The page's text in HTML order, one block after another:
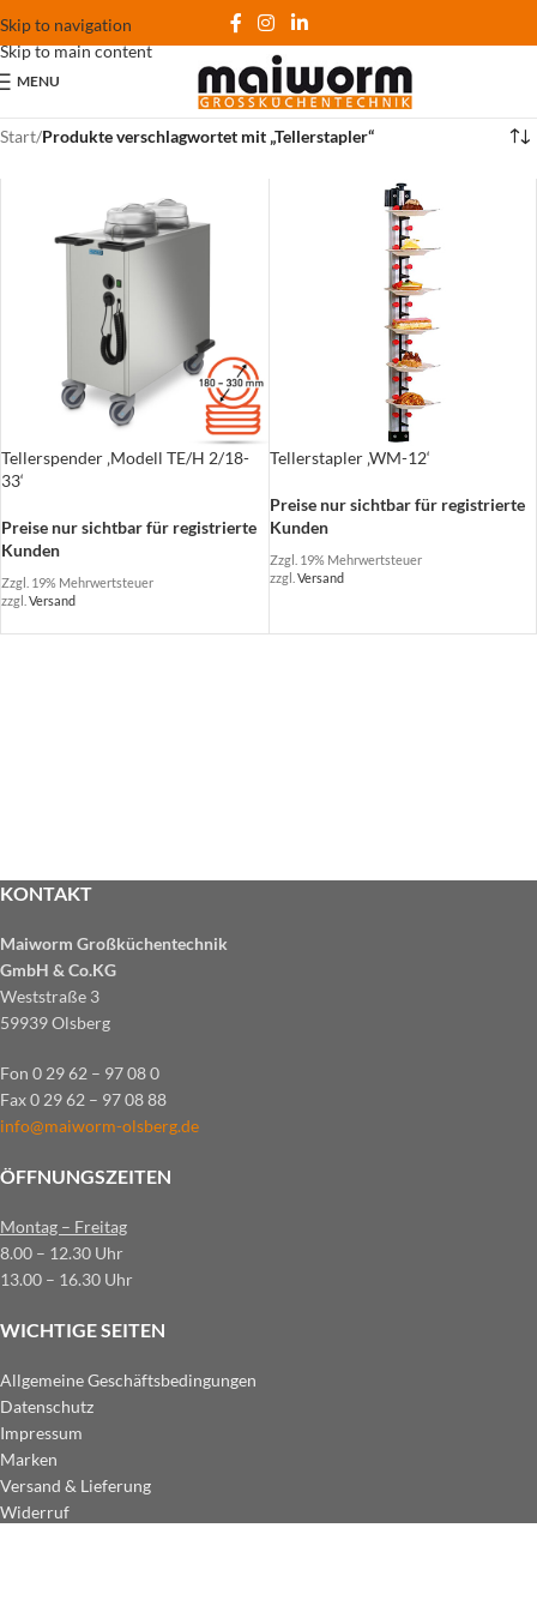
Skip to navigation
Skip to main content
MENU
Start/Produkte verschlagwortet mit „Tellerstapler“
Tellerspender ‚Modell TE/H 2/18-
33‘
Preise nur sichtbar für registrierte
Kunden
Zzgl. 19% Mehrwertsteuer
zzgl. Versand
Tellerstapler ‚WM-12‘
Preise nur sichtbar für registrierte
Kunden
Zzgl. 19% Mehrwertsteuer
zzgl. Versand
KONTAKT
Maiworm Großküchentechnik
GmbH & Co.KG
Weststraße 3
59939 Olsberg
Fon 0 29 62 – 97 08 0
Fax 0 29 62 – 97 08 88
info@maiworm-olsberg.de
ÖFFNUNGSZEITEN
Montag – Freitag
8.00 – 12.30 Uhr
13.00 – 16.30 Uhr
WICHTIGE SEITEN
Allgemeine Geschäftsbedingungen
Datenschutz
Impressum
Marken
Versand & Lieferung
Widerruf